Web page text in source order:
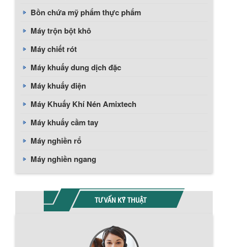
Bồn chứa mỹ phẩm thực phẩm
Máy trộn bột khô
Máy chiết rót
Máy khuấy dung dịch đặc
Máy khuấy điện
Máy Khuấy Khí Nén Amixtech
Máy khuấy cầm tay
Máy nghiền rổ
Máy nghiền ngang
TƯ VẤN KỸ THUẬT